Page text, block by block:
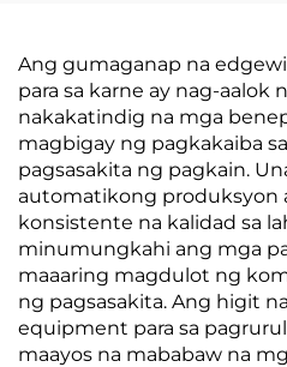
Ang gumaganap na
para sa karne ay nag-aalok
nakakatindig na mga
magbigay ng pagkakaiba
pagsasakita ng pagkain.
automatikong produksyon
konsistente na kalidad sa
minumungkahi ang mga
maaaring magdulot ng
ng pagsasakita. Ang higit
equipment para sa
maayos na mababaw na